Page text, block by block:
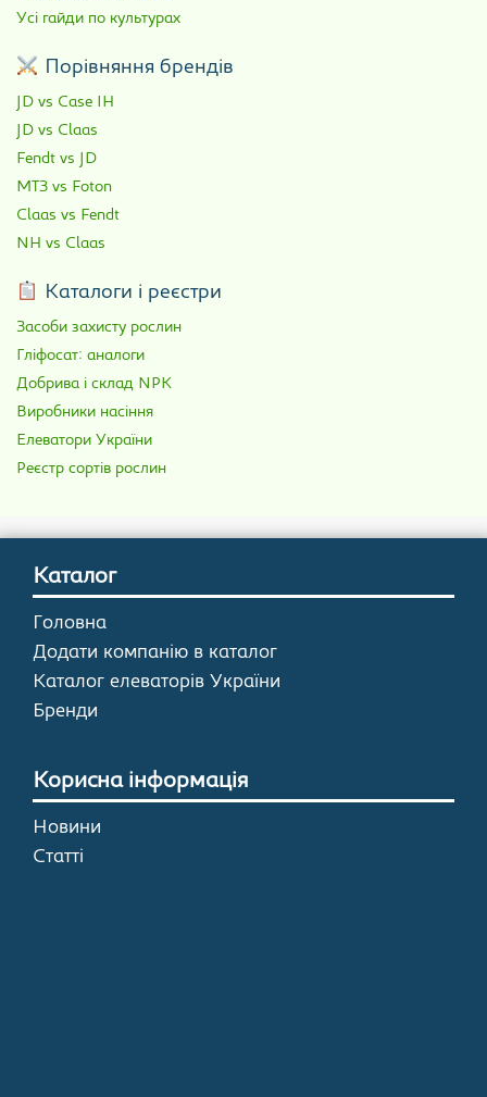
Усі гайди по культурах
Порівняння брендів
JD vs Case IH
JD vs Claas
Fendt vs JD
МТЗ vs Foton
Claas vs Fendt
NH vs Claas
Каталоги і реєстри
Засоби захисту рослин
Гліфосат: аналоги
Добрива і склад NPK
Виробники насіння
Елеватори України
Реєстр сортів рослин
Каталог
Головна
Додати компанію в каталог
Каталог елеваторів України
Бренди
Корисна інформація
Новини
Статті